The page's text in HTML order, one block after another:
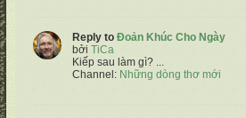
Reply to Đoản Khúc Cho Ngày
bởi TiCa
Kiếp sau làm gì? ...
Channel: Những dòng thơ mới